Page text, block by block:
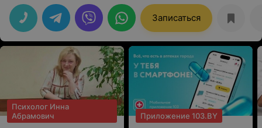
ее медсестрам за доброту, чуткость и внимательное
отношение. Отдельное спасибо за то, что отнеслись с
пониманием и по максимуму заранее выделили время
для лечения, так как я проживаю за границей и очень
важно было быть уверенной в том, что успею
осуществить весь спектр необходимых услуг. В
следующий приезд только к Вам и буду Вас
рекомендовать родственникам и друзьям.
Записаться
Психолог Инна
Абрамович
Приложение 103.BY